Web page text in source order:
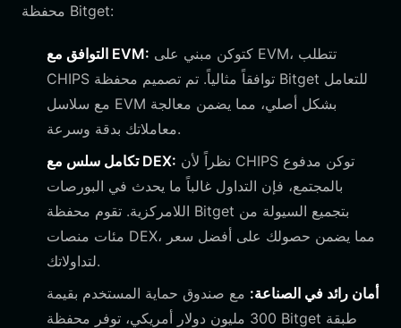
محفظة Bitget:
التوافق مع EVM:
CHIPS توافقاً مثالياً. تم تصميم محفظة Bitget للتعامل
مع سلاسل EVM بشكل أصلي، مما يضمن معالجة
معاملاتك بدقة وسرعة.
تكامل سلس مع DEX:
بالمجتمع، فإن التداول غالباً ما يحدث في البورصات
اللامركزية. تقوم محفظة Bitget بتجميع السيولة من
مئات منصات DEX، مما يضمن حصولك على أفضل سعر
لتداولاتك.
أمان رائد في الصناعة: مع صندوق حماية المستخدم بقيمة
300 مليون دولار أمريكي، توفر محفظة Bitget طبقة